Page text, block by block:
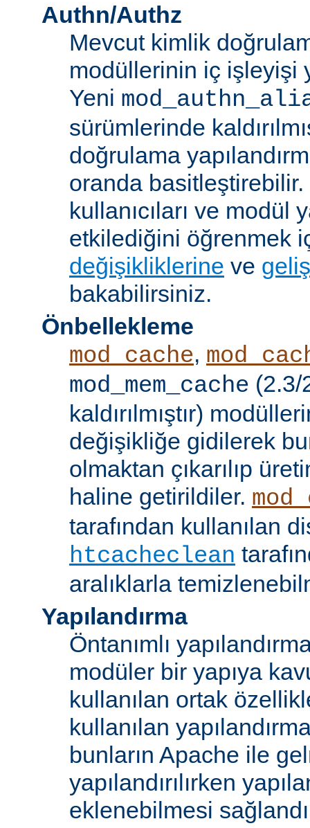
Authn/Authz
Mevcut kimlik
modüllerinin iç işleyişi
Yeni
sürümlerinde
doğrulama
oranda
kullanıcıları ve modül
etkilediğini öğrenmek
değişikliklerine ve
bakabilirsiniz.
Önbellekleme
mod_cache,
mod_mem_cache (2.3/
kaldırılmıştır)
değişikliğe gidilerek
olmaktan çıkarılıp
haline getirildiler.
tarafından kullanılan
htcacheclean
aralıklarla
Yapılandırma
Öntanımlı
modüler bir yapıya
kullanılan ortak
kullanılan
bunların Apache ile
yapılandırılırken
eklenebilmesi